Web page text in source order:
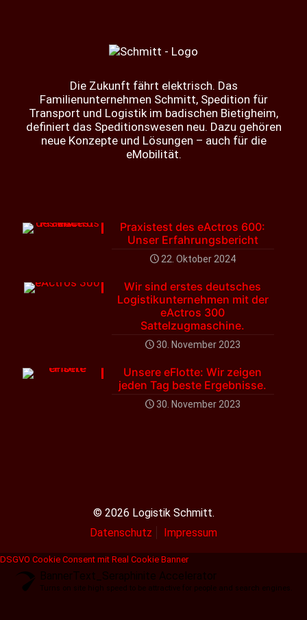
Die Zukunft fährt elektrisch. Das
Familienunternehmen Schmitt, Spedition für
Transport und Logistik im badischen Bietigheim,
definiert das Speditionswesen neu. Dazu gehören
neue Konzepte und Lösungen – auch für die
eMobilität.
Praxistest des eActros 600:
Unser Erfahrungsbericht
22. Oktober 2024
Wir sind erstes deutsches
Logistikunternehmen mit der
eActros 300
Sattelzugmaschine.
30. November 2023
Unsere eFlotte: Wir zeigen
jeden Tag beste Ergebnisse.
30. November 2023
© 2026 Logistik Schmitt.
Datenschutz
Impressum
DSGVO Cookie Consent mit Real Cookie Banner
BannerText_Seraphinite Accelerator
Turns on site high speed to be attractive for people and search engines.